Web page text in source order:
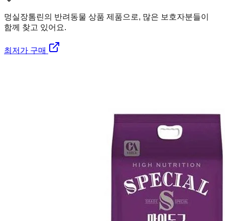
멍실장톰린의 반려동물 상품 제품으로, 많은 보호자분들이
함께 찾고 있어요.
최저가 구매